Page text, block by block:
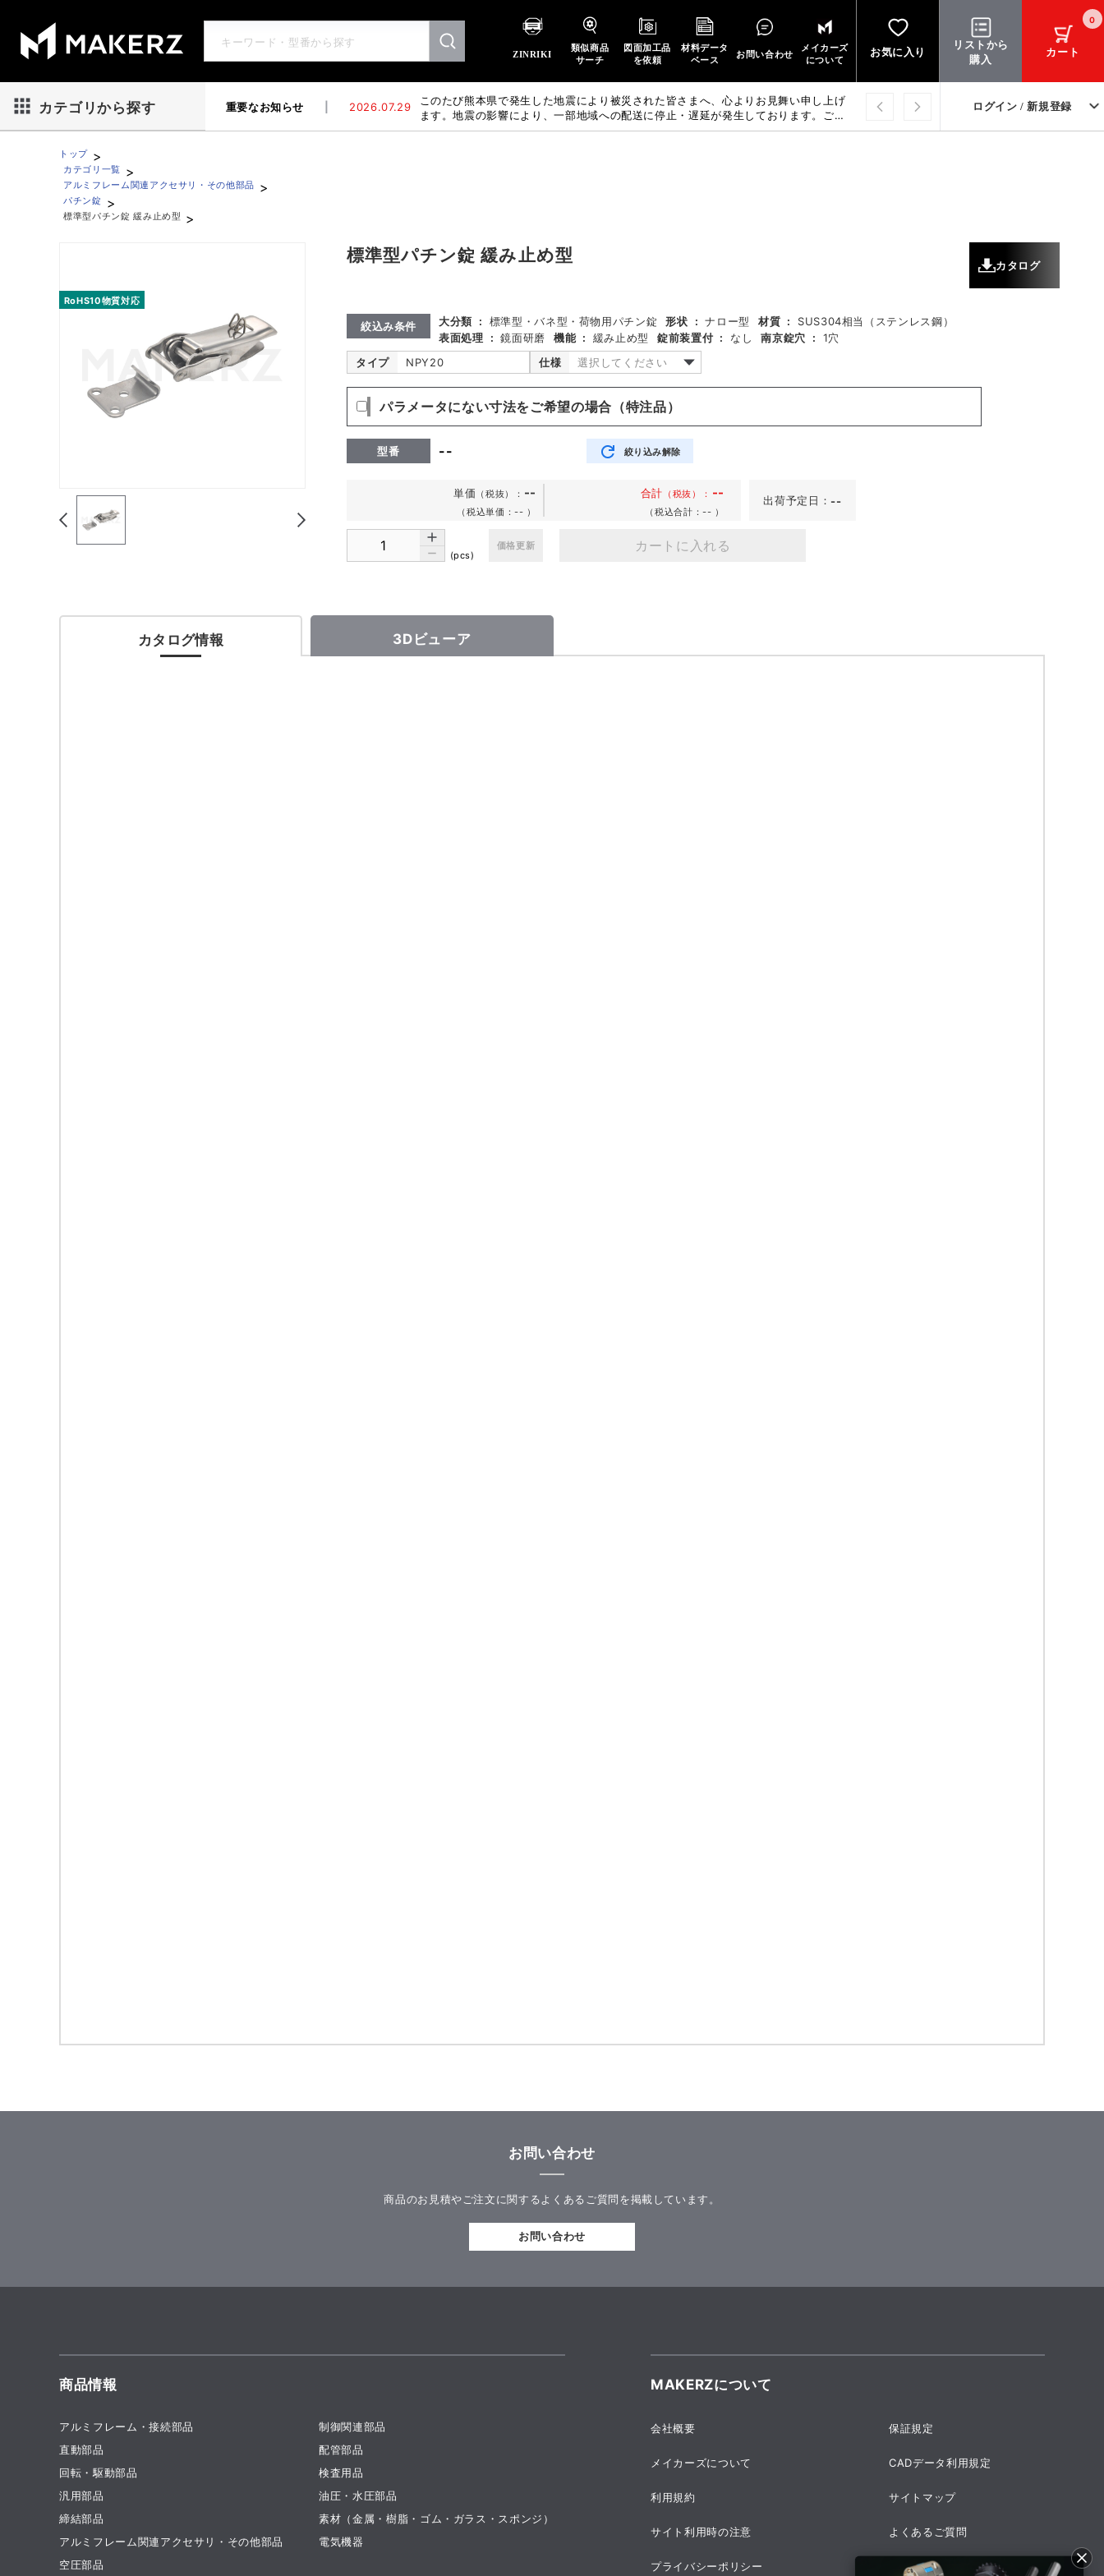
ZINRIKI
類似商品
サーチ
図面加工品
を依頼
材料データ
ベース
お問い合わせ
メイカーズ
について
お気に入り
リストから
購入
カート
0
カテゴリから探す 重要なお知らせ 2026.07.29
このたび熊本県で発生した地震により被災された皆さまへ、心よりお見舞い申し上げ
ます。地震の影響により、一部地域への配送に停止・遅延が発生しております。ご迷
惑をおかけいたしますが、何卒ご理解賜りますようお願い申し上げます。
ログイン / 新規登録
トップ >
カテゴリ一覧 >
アルミフレーム関連アクセサリ・その他部品 >
パチン錠 >
標準型パチン錠 緩み止め型 >
標準型パチン錠 緩み止め型
RoHS10物質対応
絞込み条件 大分類 : 標準型・バネ型・荷物用パチン錠 形状 : ナロー型 材質 :
SUS304相当（ステンレス鋼）
表面処理
: 鏡面研磨 機能 : 緩み止め型 錠前装置付 : なし 南京錠穴 :
1穴
タイプ
NPY20 仕様 選択してください
パラメータにない寸法をご希望の場合（特注品）
型番 -- 絞り込み解除
単価 （税抜） ： --
（税込単価：-- ）
合計 （税抜）： --
（税込合計：-- ）
出荷予定日： --
(pcs)
価格更新 カートに入れる
カタログ
カタログ情報 3Dビューア
お問い合わせ
商品のお見積やご注文に関するよくあるご質問を掲載しています。
お問い合わせ
商品情報
アルミフレーム・接続部品
直動部品
回転・駆動部品
汎用部品
締結部品
アルミフレーム関連アクセサリ・その他部品
空圧部品
制御関連部品
配管部品
検査用品
油圧・水圧部品
素材（金属・樹脂・ゴム・ガラス・スポンジ）
電気機器
MAKERZについて
会社概要
メイカーズについて
利用規約
サイト利用時の注意
プライバシーポリシー
保証規定
CADデータ利用規定
サイトマップ
よくあるご質問
採用情報